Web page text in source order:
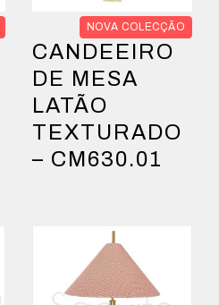
NOVA COLECÇÃO
CANDEEIRO
DE MESA
LATÃO
TEXTURADO
– CM630.01